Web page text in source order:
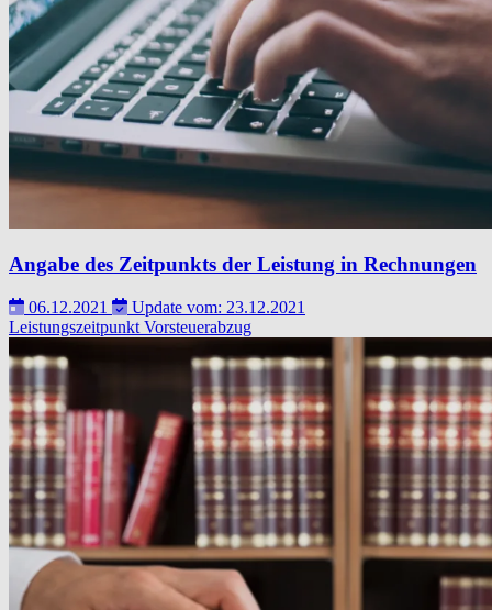
Angabe des Zeitpunkts der Leistung in Rechnungen
06.12.2021
Update vom: 23.12.2021
Leistungszeitpunkt Vorsteuerabzug